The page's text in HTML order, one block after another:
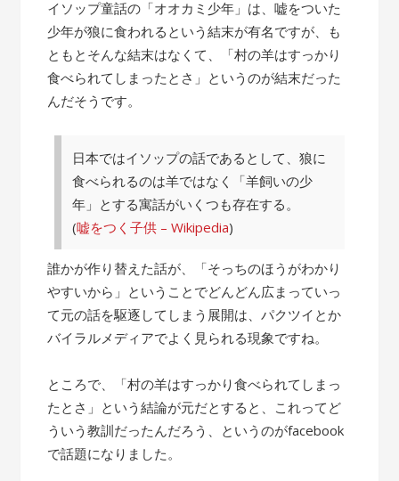
話”
イソップ童話の「オオカミ少年」は、嘘をついた
少年が狼に食われるという結末が有名ですが、も
ともとそんな結末はなくて、「村の羊はすっかり
食べられてしまったとさ」というのが結末だった
んだそうです。
日本ではイソップの話であるとして、狼に
食べられるのは羊ではなく「羊飼いの少
年」とする寓話がいくつも存在する。
(嘘をつく子供 – Wikipedia)
誰かが作り替えた話が、「そっちのほうがわかり
やすいから」ということでどんどん広まっていっ
て元の話を駆逐してしまう展開は、パクツイとか
バイラルメディアでよく見られる現象ですね。
ところで、「村の羊はすっかり食べられてしまっ
たとさ」という結論が元だとすると、これってど
ういう教訓だったんだろう、というのがfacebook
で話題になりました。